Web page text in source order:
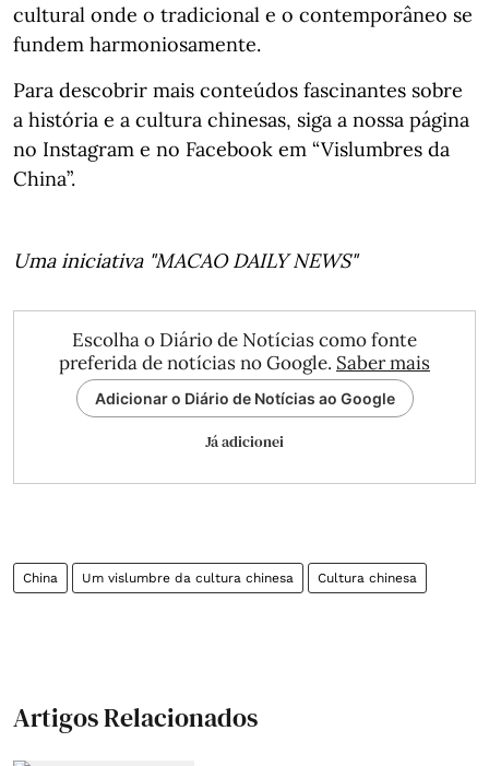
cultural onde o tradicional e o contemporâneo se
fundem harmoniosamente.
Para descobrir mais conteúdos fascinantes sobre
a história e a cultura chinesas, siga a nossa página
no Instagram e no Facebook em “Vislumbres da
China”.
Uma iniciativa "MACAO DAILY NEWS"
Escolha o Diário de Notícias como fonte
preferida de notícias no Google. Saber mais
Adicionar o Diário de Notícias ao Google
Já adicionei
China Um vislumbre da cultura chinesa Cultura chinesa
Artigos Relacionados